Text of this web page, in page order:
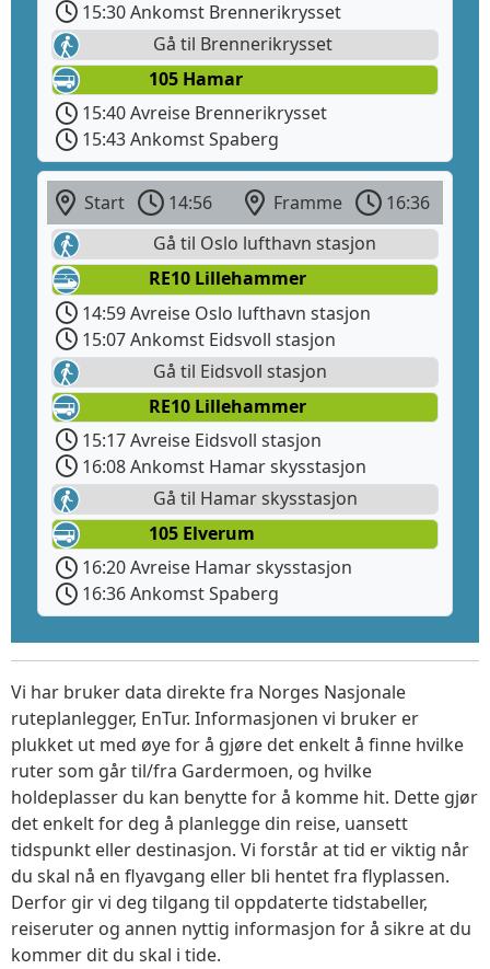
15:30 Ankomst Brennerikrysset
Gå til Brennerikrysset
105 Hamar
15:40 Avreise Brennerikrysset
15:43 Ankomst Spaberg
Start 14:56 Framme
16:36
Gå til Oslo lufthavn stasjon
RE10 Lillehammer
14:59 Avreise Oslo lufthavn stasjon
15:07 Ankomst Eidsvoll stasjon
Gå til Eidsvoll stasjon
RE10 Lillehammer
15:17 Avreise Eidsvoll stasjon
16:08 Ankomst Hamar skysstasjon
Gå til Hamar skysstasjon
105 Elverum
16:20 Avreise Hamar skysstasjon
16:36 Ankomst Spaberg
Vi har bruker data direkte fra Norges Nasjonale
ruteplanlegger, EnTur. Informasjonen vi bruker er
plukket ut med øye for å gjøre det enkelt å finne hvilke
ruter som går til/fra Gardermoen, og hvilke
holdeplasser du kan benytte for å komme hit. Dette gjør
det enkelt for deg å planlegge din reise, uansett
tidspunkt eller destinasjon. Vi forstår at tid er viktig når
du skal nå en flyavgang eller bli hentet fra flyplassen.
Derfor gir vi deg tilgang til oppdaterte tidstabeller,
reiseruter og annen nyttig informasjon for å sikre at du
kommer dit du skal i tide.